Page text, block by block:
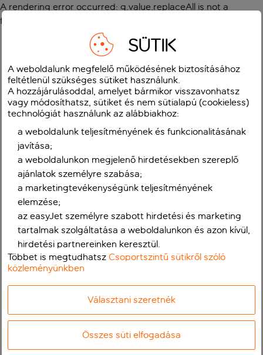
A rendering error occurred: g.value.replaceAll is not a
function
SÜTIK
A weboldalunk megfelelő működésének biztosításához
feltétlenül szükséges sütiket használunk.
A hozzájárulásoddal, amelyet bármikor visszavonhatsz
vagy módosíthatsz, sütiket és nem sütialapú (cookieless)
technológiát használunk az alábbiakhoz:
a weboldalunk teljesítményének és funkcionalitásának
javítása;
a weboldalunkon megjelenő hirdetésekben szereplő
ajánlatok személyre szabása;
a marketingtevékenységünk teljesítményének
elemzése;
az easyJet személyre szabott hirdetési és marketing
tartalmak szolgáltatása a weboldalunkon és azon kívül,
hirdetési partnereinken keresztül.
Többet is megtudhatszCsoportszintű sütikről szóló
közleményünkben
Választani szeretnék
Összes süti elfogadása